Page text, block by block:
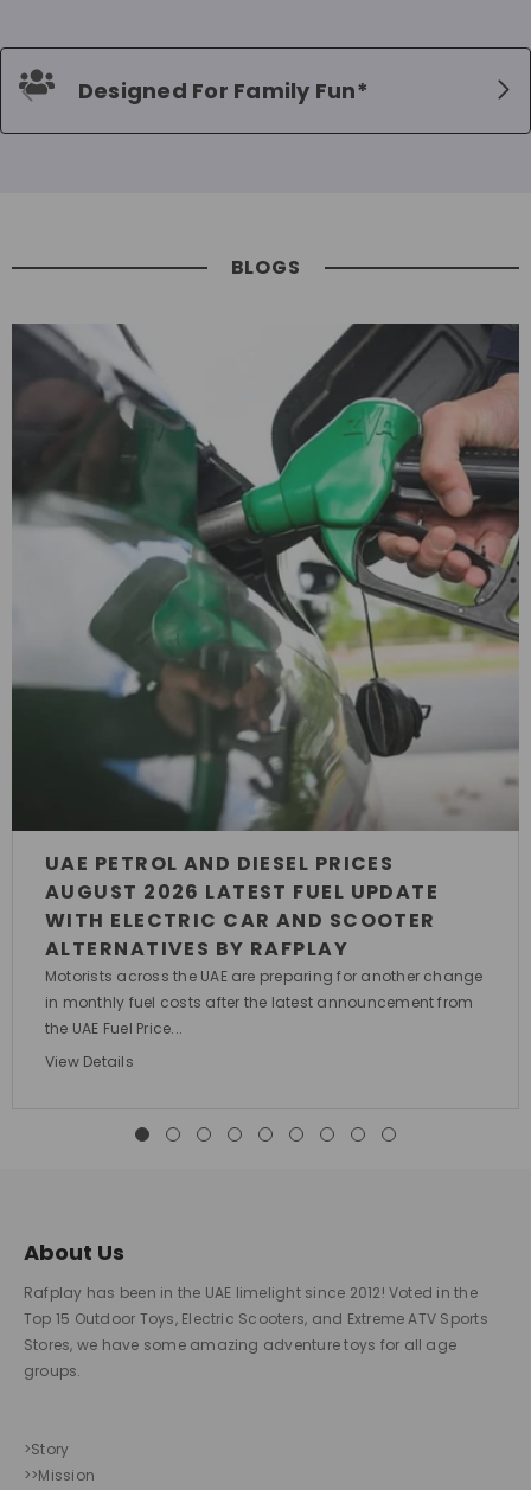
Designed For Family Fun*
BLOGS
UAE PETROL AND DIESEL PRICES
AUGUST 2026 LATEST FUEL UPDATE
WITH ELECTRIC CAR AND SCOOTER
ALTERNATIVES BY RAFPLAY
Motorists across the UAE are preparing for another change
in monthly fuel costs after the latest announcement from
the UAE Fuel Price...
View Details
About Us
Rafplay has been in the UAE limelight since 2012! Voted in the
Top 15 Outdoor Toys, Electric Scooters, and Extreme ATV Sports
Stores, we have some amazing adventure toys for all age
groups.
>Story
>>Mission